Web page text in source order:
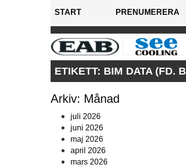
START PRENUMERERA
ETIKETT: BIM DATA (FD.
Arkiv: Månad
juli 2026
juni 2026
maj 2026
april 2026
mars 2026